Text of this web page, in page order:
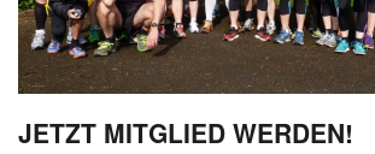
JETZT MITGLIED WERDEN!